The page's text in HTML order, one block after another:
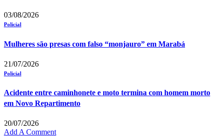
03/08/2026
Policial
Mulheres são presas com falso “monjauro” em Marabá
21/07/2026
Policial
Acidente entre caminhonete e moto termina com homem morto
em Novo Repartimento
20/07/2026
Add A Comment